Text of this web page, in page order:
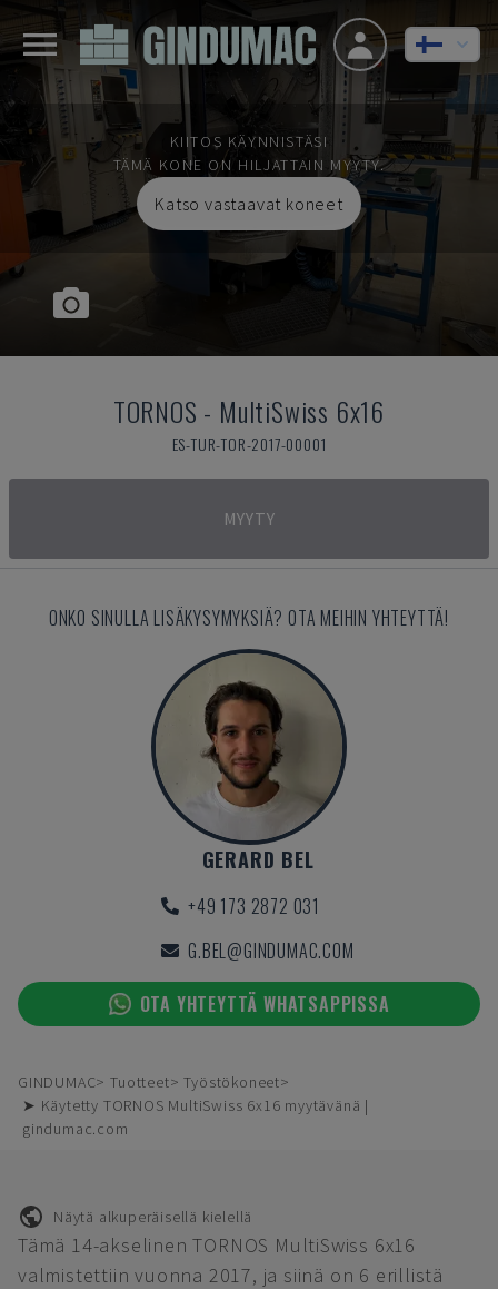
KIITOS KÄYNNISTÄSI
TÄMÄ KONE ON HILJATTAIN MYYTY.
Katso vastaavat koneet
TORNOS - MultiSwiss 6x16
ES-TUR-TOR-2017-00001
MYYTY
ONKO SINULLA LISÄKYSYMYKSIÄ? OTA MEIHIN YHTEYTTÄ!
GERARD BEL
+49 173 2872 031
G.BEL@GINDUMAC.COM
OTA YHTEYTTÄ WHATSAPPISSA
GINDUMAC Tuotteet
Työstökoneet
➤ Käytetty TORNOS MultiSwiss 6x16 myytävänä |
gindumac.com
Näytä alkuperäisellä kielellä
Tämä 14-akselinen TORNOS MultiSwiss 6x16
valmistettiin vuonna 2017, ja siinä on 6 erillistä